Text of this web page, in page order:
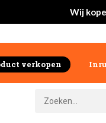
Wij
verkopen